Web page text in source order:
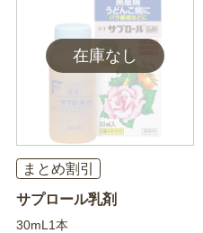
まとめ割引
サプロール乳剤
30mL1本